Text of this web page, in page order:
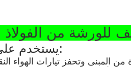
1. يستخدم على نطاق واسع:
المبنى وتحفز تيارات الهواء